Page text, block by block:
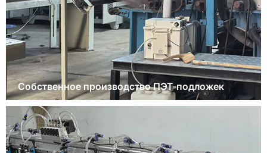
Собственное производство ПЭТ-подложек